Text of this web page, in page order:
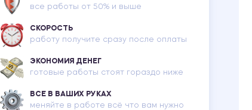
все работы от 50% и выше
СКОРОСТЬ
работу получите сразу после оплаты
ЭКОНОМИЯ ДЕНЕГ
готовые работы стоят гораздо ниже
ВСЕ В ВАШИХ РУКАХ
меняйте в работе всё что вам нужно